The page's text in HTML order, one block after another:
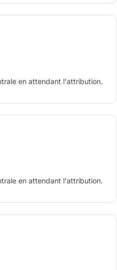
en attendant l'attribution.
en attendant l'attribution.